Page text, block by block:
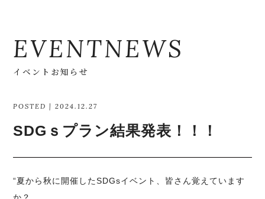
EVENTNEWS
イベントお知らせ
POSTED | 2024.12.27
SDGｓプラン結果発表！！！
“夏から秋に開催したSDGsイベント、皆さん覚えています
か？